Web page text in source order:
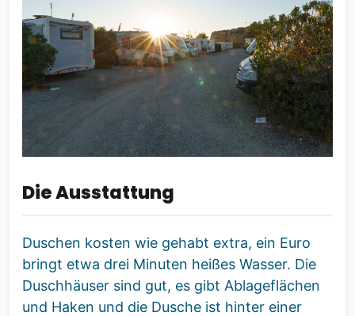
Die Ausstattung
Duschen kosten wie gehabt extra, ein Euro
bringt etwa drei Minuten heißes Wasser. Die
Duschhäuser sind gut, es gibt Ablageflächen
und Haken und die Dusche ist hinter einer